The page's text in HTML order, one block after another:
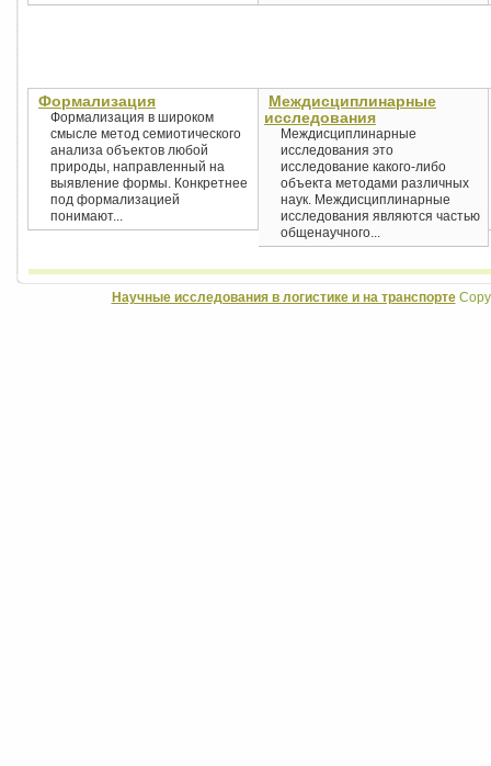
Формализация
Формализация в широком
смысле метод семиотического
анализа объектов любой
природы, направленный на
выявление формы. Конкретнее
под формализацией
понимают...
Междисциплинарные
исследования
Междисциплинарные
исследования это
исследование какого-либо
объекта методами различных
наук. Междисциплинарные
исследования являются частью
общенаучного...
Научные исследования в логистике и на транспорте